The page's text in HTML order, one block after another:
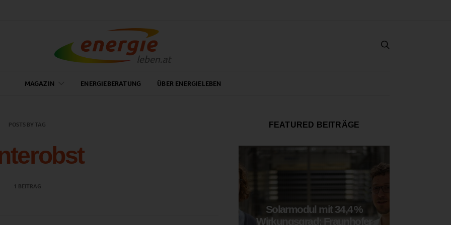
MAGAZIN ENERGIEBERATUNG ÜBER ENERGIELEBEN
POSTS BY TAG
1 BEITRAG
FEATURED BEITRÄGE
Solarmodul mit 34,4 %
Wirkungsgrad: Fraunhofer